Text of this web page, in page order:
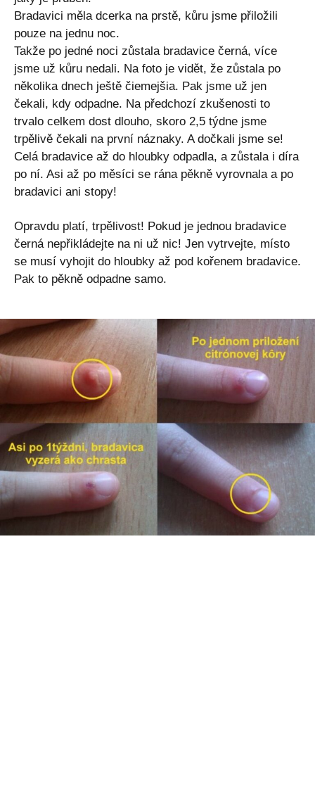
Bradavici měla dcerka na prstě, kůru jsme přiložili
pouze na jednu noc.
Takže po jedné noci zůstala bradavice černá, více
jsme už kůru nedali. Na foto je vidět, že zůstala po
několika dnech ještě čiemejšia. Pak jsme už jen
čekali, kdy odpadne. Na předchozí zkušenosti to
trvalo celkem dost dlouho, skoro 2,5 týdne jsme
trpělivě čekali na první náznaky. A dočkali jsme se!
Celá bradavice až do hloubky odpadla, a zůstala i díra
po ní. Asi až po měsíci se rána pěkně vyrovnala a po
bradavici ani stopy!
Opravdu platí, trpělivost! Pokud je jednou bradavice
černá nepřikládejte na ni už nic! Jen vytrvejte, místo
se musí vyhojit do hloubky až pod kořenem bradavice.
Pak to pěkně odpadne samo.